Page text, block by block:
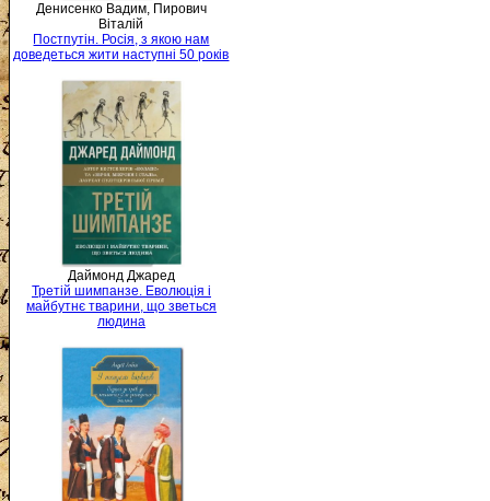
Денисенко Вадим, Пирович
Віталій
Постпутін. Росія, з якою нам
доведеться жити наступні 50 років
Даймонд Джаред
Третій шимпанзе. Еволюція і
майбутнє тварини, що зветься
людина